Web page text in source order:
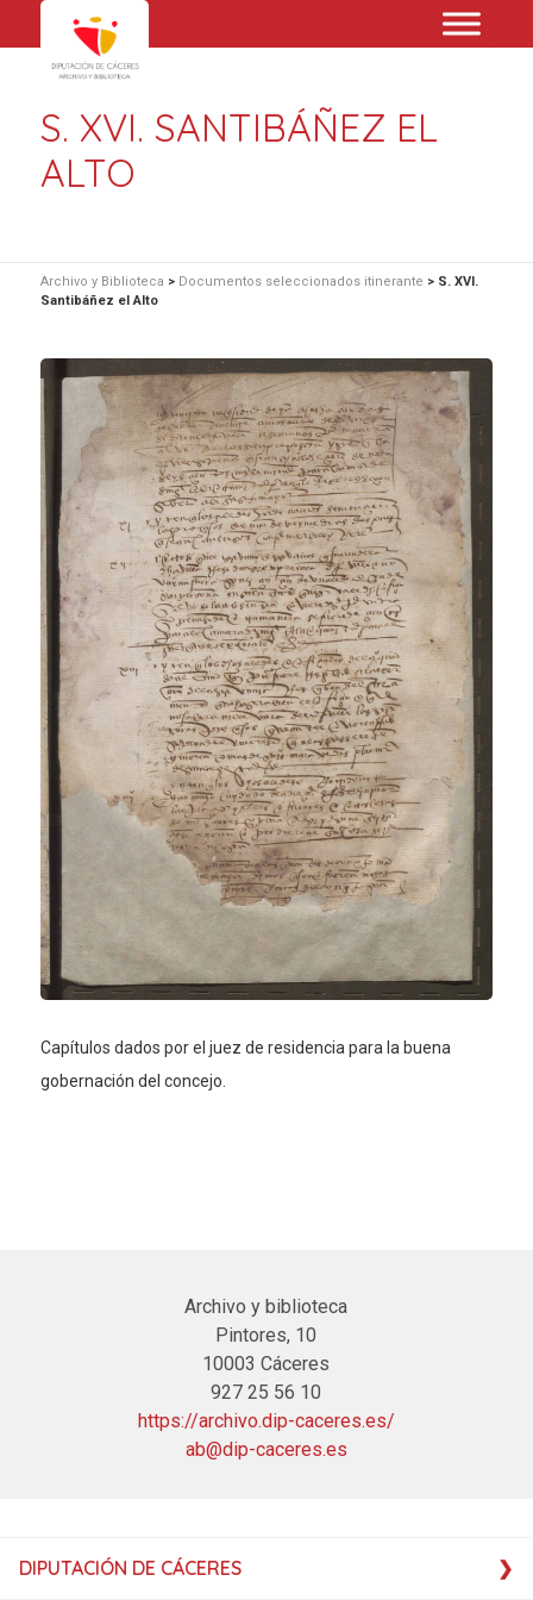
S. XVI. SANTIBÁÑEZ EL
ALTO
Archivo y Biblioteca > Documentos seleccionados itinerante > S. XVI.
Santibáñez el Alto
Capítulos dados por el juez de residencia para la buena
gobernación del concejo.
Archivo y biblioteca
Pintores, 10
10003 Cáceres
927 25 56 10
https://archivo.dip-caceres.es/
ab@dip-caceres.es
DIPUTACIÓN DE CÁCERES